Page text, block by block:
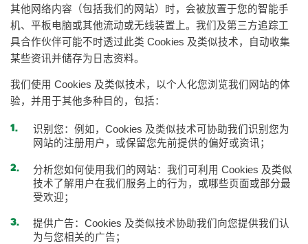
其他网络内容（包括我们的网站）时，会被放置于您的智能手
机、平板电脑或其他流动或无线装置上。我们及第三方追踪工
具合作伙伴可能不时透过此类 Cookies 及类似技术，自动收集
某些资讯并储存为日志资料。
我们使用 Cookies 及类似技术，以个人化您浏览我们网站的体
验，并用于其他多种目的，包括：
识别您：例如，Cookies 及类似技术可协助我们识别您为
网站的注册用户，或保留您先前提供的偏好或资讯；
分析您如何使用我们的网站：我们可利用 Cookies 及类似
技术了解用户在我们服务上的行为，或哪些页面或部分最
受欢迎；
提供广告：Cookies 及类似技术协助我们向您提供我们认
为与您相关的广告；